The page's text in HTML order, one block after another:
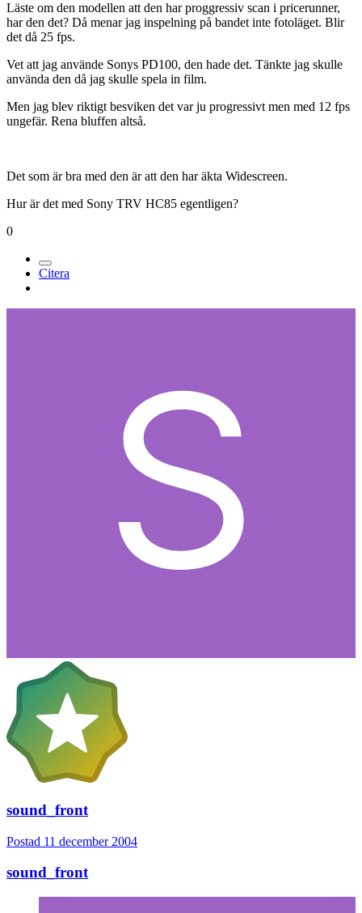
Läste om den modellen att den har proggressiv scan i pricerunner,
har den det? Då menar jag inspelning på bandet inte fotoläget. Blir
det då 25 fps.
Vet att jag använde Sonys PD100, den hade det. Tänkte jag skulle
använda den då jag skulle spela in film.
Men jag blev riktigt besviken det var ju progressivt men med 12 fps
ungefär. Rena bluffen altså.
Det som är bra med den är att den har äkta Widescreen.
Hur är det med Sony TRV HC85 egentligen?
0
Citera
sound_front
Postad 11 december 2004
sound_front